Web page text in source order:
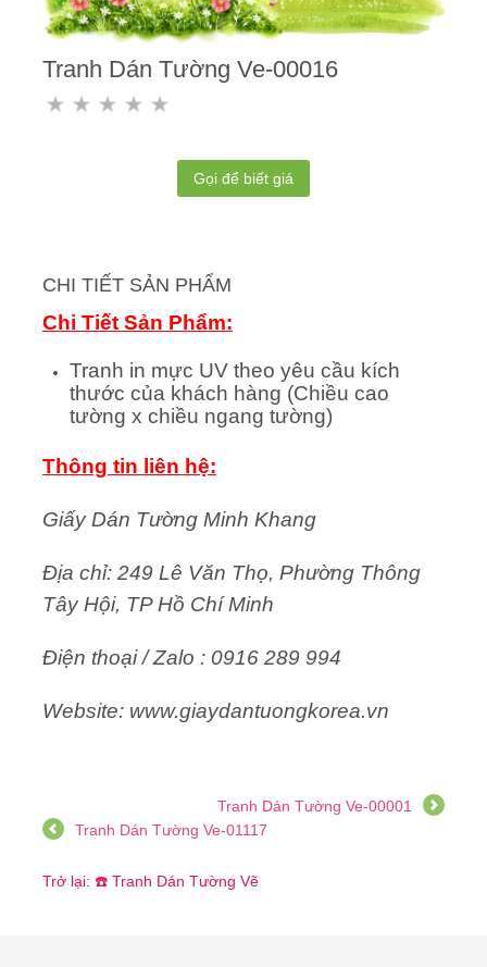
Tranh Dán Tường Ve-00016
Gọi để biết giá
CHI TIẾT SẢN PHẨM
Chi Tiết Sản Phẩm:
Tranh in mực UV theo yêu cầu kích
thước của khách hàng (Chiều cao
tường x chiều ngang tường)
Thông tin liên hệ:
Giấy Dán Tường Minh Khang
Địa chỉ: 249 Lê Văn Thọ, Phường Thông
Tây Hội, TP Hồ Chí Minh
Điện thoại / Zalo : 0916 289 994
Website: www.giaydantuongkorea.vn
Tranh Dán Tường Ve-00001
Tranh Dán Tường Ve-01117
Trở lại: ☎️ Tranh Dán Tường Vẽ